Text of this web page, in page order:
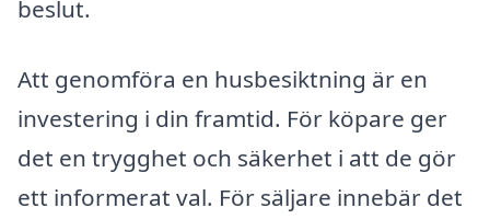
beslut.
Att genomföra en husbesiktning är en
investering i din framtid. För köpare ger
det en trygghet och säkerhet i att de gör
ett informerat val. För säljare innebär det